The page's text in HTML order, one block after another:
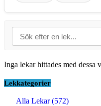
Inga lekar hittades med dessa
Lekkategorier
Alla Lekar (572)